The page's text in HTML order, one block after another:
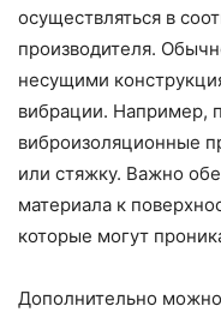
осуществляться в
производителя.
несущими
вибрации. Например,
виброизоляционные
или стяжку. Важно
материала к
которые могут
Дополнительно